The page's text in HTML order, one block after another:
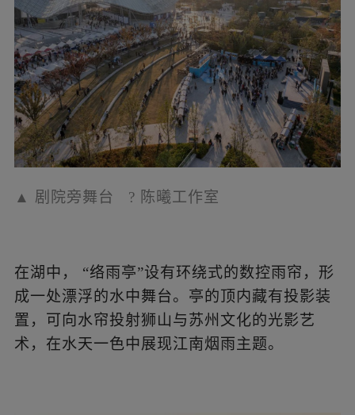
▲ 络雨亭远景 ?陈曦工作室